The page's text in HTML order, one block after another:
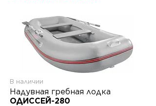
Надувная гребная лодка
ОДИССЕЙ-280
В наличии